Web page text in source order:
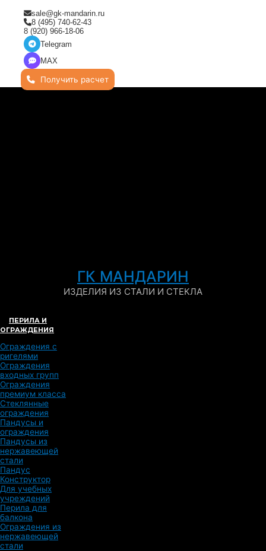
sale@gk-mandarin.ru
8 (495) 740-62-43
8 (920) 966-18-06
Telegram
MAX
Получить расчет
ГК МАНДАРИН
ИЗДЕЛИЯ ИЗ СТАЛИ И СТЕКЛА
ПЕРИЛА И
ОГРАЖДЕНИЯ
Ограждения с
ригелями
Ограждения
входных групп
Ограждения
премиум класса
Стеклянные
ограждения
Пандусы и
ограждения
Пандусы из
нержавеющей
стали
Пандус
Конструктор
Для учебных
учреждений
Перила для
балкона
Ограждения из
нержавеющей
стали